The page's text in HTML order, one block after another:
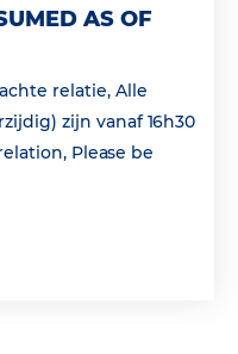
AS OF
relatie, Alle
zijn vanaf 16h30
Please be